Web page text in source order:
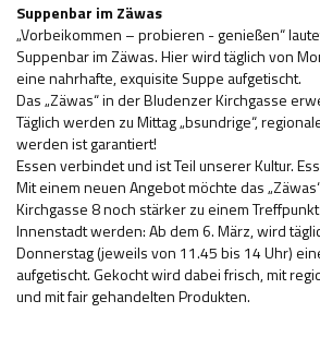
Suppenbar im Zäwas
„Vorbeikommen – probieren - genießen“
Suppenbar im Zäwas. Hier wird täglich von
eine nahrhafte, exquisite Suppe aufgetischt.
Das „Zäwas“ in der Bludenzer Kirchgasse
Täglich werden zu Mittag „bsundrige“,
werden ist garantiert!
Essen verbindet und ist Teil unserer Kultur.
Mit einem neuen Angebot möchte das
Kirchgasse 8 noch stärker zu einem
Innenstadt werden: Ab dem 6. März, wird
Donnerstag (jeweils von 11.45 bis 14 Uhr)
aufgetischt. Gekocht wird dabei frisch, mit
und mit fair gehandelten Produkten.